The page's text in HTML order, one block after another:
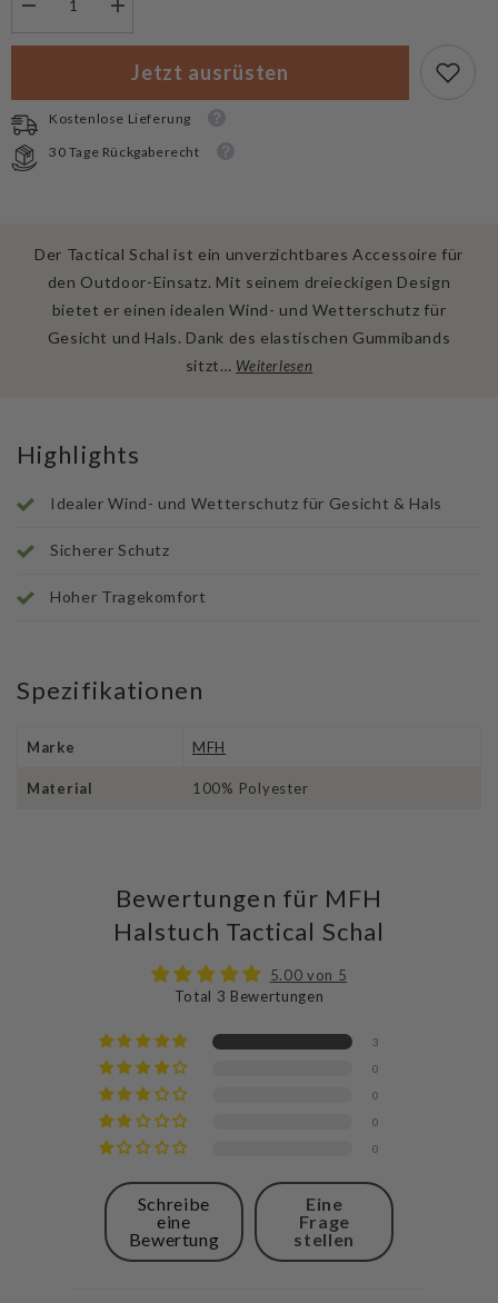
für
Schal
Menge
für
MFH
Halstuch
Schal
Jetzt ausrüsten
Kostenlose Lieferung
30 Tage Rückgaberecht
Der Tactical Schal ist ein unverzichtbares Accessoire für
den Outdoor-Einsatz. Mit seinem dreieckigen Design
bietet er einen idealen Wind- und Wetterschutz für
Gesicht und Hals. Dank des elastischen Gummibands
sitzt… Weiterlesen
Highlights
Idealer Wind- und Wetterschutz für Gesicht & Hals
Sicherer Schutz
Hoher Tragekomfort
Spezifikationen
Marke MFH
Material 100% Polyester
Bewertungen für MFH
Halstuch Tactical Schal
5.00 von 5
Total 3 Bewertungen
3
0
0
0
0
Schreibe
eine
Bewertung
Eine
Frage
stellen